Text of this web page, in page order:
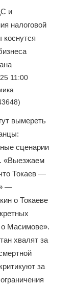
и
налоговой
коснутся
11:00
вымереть
сценарии
«Выезжаем
Токаев —
—
о Токаеве
Масимове».
хвалят за
за